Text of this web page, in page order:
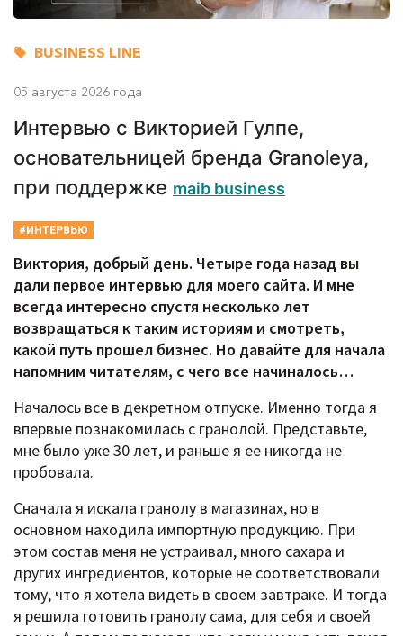
BUSINESS LINE
05 августа 2026 года
Интервью с Викторией Гулпе,
основательницей бренда Granoleya,
при поддержке maib business
#ИНТЕРВЬЮ
Виктория, добрый день. Четыре года назад вы
дали первое интервью для моего сайта. И мне
всегда интересно спустя несколько лет
возвращаться к таким историям и смотреть,
какой путь прошел бизнес. Но давайте для начала
напомним читателям, с чего все начиналось…
Началось все в декретном отпуске. Именно тогда я
впервые познакомилась с гранолой. Представьте,
мне было уже 30 лет, и раньше я ее никогда не
пробовала.
Сначала я искала гранолу в магазинах, но в
основном находила импортную продукцию. При
этом состав меня не устраивал, много сахара и
других ингредиентов, которые не соответствовали
тому, что я хотела видеть в своем завтраке. И тогда
я решила готовить гранолу сама, для себя и своей